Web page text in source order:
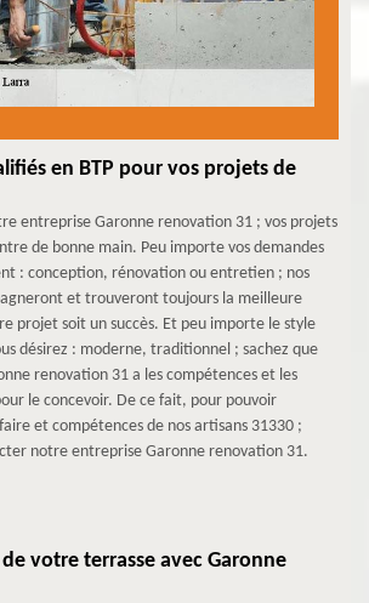
en BTP pour vos projets de
entreprise Garonne renovation 31 ; vos projets
de bonne main. Peu importe vos demandes
: conception, rénovation ou entretien ; nos
et trouveront toujours la meilleure
projet soit un succès. Et peu importe le style
désirez : moderne, traditionnel ; sachez que
renovation 31 a les compétences et les
le concevoir. De ce fait, pour pouvoir
et compétences de nos artisans 31330 ;
notre entreprise Garonne renovation 31.
votre terrasse avec Garonne